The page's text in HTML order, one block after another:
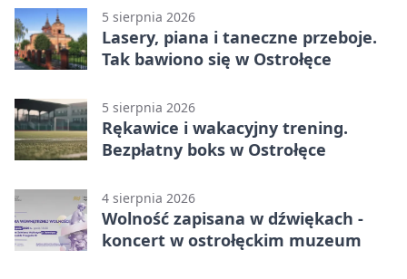
5 sierpnia 2026
Lasery, piana i taneczne przeboje.
Tak bawiono się w Ostrołęce
5 sierpnia 2026
Rękawice i wakacyjny trening.
Bezpłatny boks w Ostrołęce
4 sierpnia 2026
Wolność zapisana w dźwiękach -
koncert w ostrołęckim muzeum